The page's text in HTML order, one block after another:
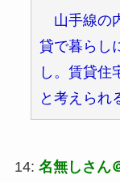
山手線の
貸で暮らし
し。賃貸住
と考えられ
14: 名無しさん